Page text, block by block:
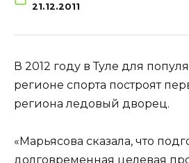
21.12.2011
В 2012 году в Туле для
регионе спорта построят
региона ледовый дворец.
«Марьясова сказала, что
долговременная целевая